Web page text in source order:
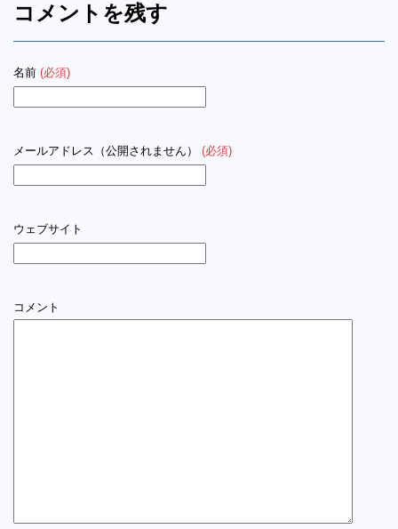
コメントを残す
名前 (必須)
メールアドレス（公開されません） (必須)
ウェブサイト
コメント